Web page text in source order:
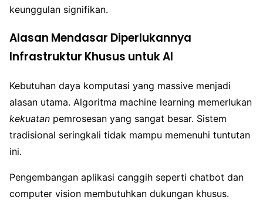
keunggulan signifikan.
Alasan Mendasar Diperlukannya
Infrastruktur Khusus untuk AI
Kebutuhan daya komputasi yang massive menjadi
alasan utama. Algoritma machine learning memerlukan
kekuatan pemrosesan yang sangat besar. Sistem
tradisional seringkali tidak mampu memenuhi tuntutan
ini.
Pengembangan aplikasi canggih seperti chatbot dan
computer vision membutuhkan dukungan khusus.